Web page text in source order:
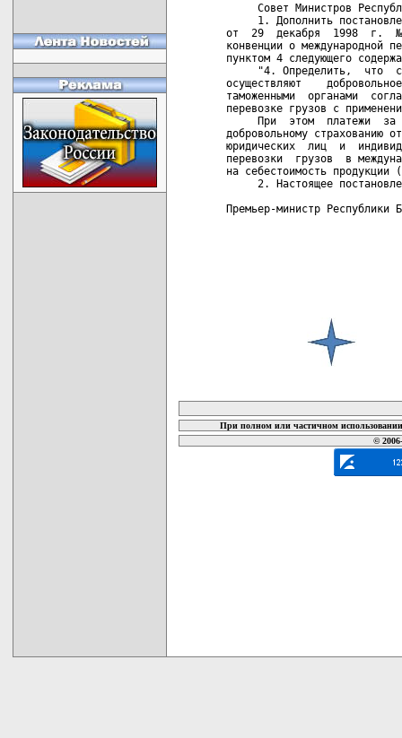
Совет Министров
1. Дополнить
от  29  декабря  1998  г.  №
конвенции о международной
пунктом 4 следующего
"4. Определить,  что
осуществляют
таможенными  органами
перевозке грузов с
При  этом  платежи  за
добровольному страхованию
юридических  лиц  и
перевозки  грузов  в
на себестоимость
2. Настоящее
Премьер-министр
При полном или частичном
©